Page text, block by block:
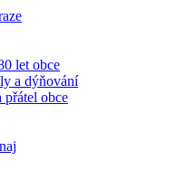
let obce
a dýňování
přátel obce